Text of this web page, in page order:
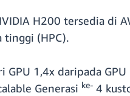
H200 tersedia di
tinggi (HPC).
GPU 1,4x daripada
Generasi ke- 4